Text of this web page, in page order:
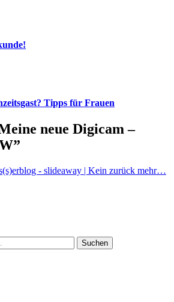
Tipps für Frauen
neue Digicam –
”
- slideaway | Kein zurück mehr…